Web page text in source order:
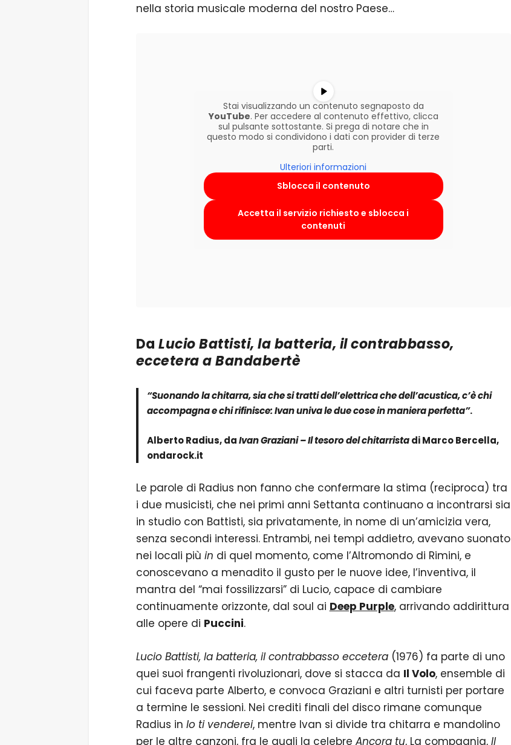
nella storia musicale moderna del nostro Paese…
Stai visualizzando un contenuto segnaposto da
YouTube. Per accedere al contenuto effettivo, clicca
sul pulsante sottostante. Si prega di notare che in
questo modo si condividono i dati con provider di terze
parti.
Ulteriori informazioni
Sblocca il contenuto
Accetta il servizio richiesto e sblocca i
contenuti
DaLucio Battisti, la batteria, il contrabbasso,
eccetera a Bandabertè
“Suonando la chitarra, sia che si tratti dell’elettrica che dell’acustica, c’è chi
accompagna e chi rifinisce: Ivan univa le due cose in maniera perfetta”.
Alberto Radius, daIvan Graziani – Il tesoro del chitarristadi Marco Bercella,
ondarock.it
Le parole di Radius non fanno che confermare la stima (reciproca) tra
i due musicisti, che nei primi anni Settanta continuano a incontrarsi sia
in studio con Battisti, sia privatamente, in nome di un’amicizia vera,
senza secondi interessi. Entrambi, nei tempi addietro, avevano suonato
nei locali più in di quel momento, come l’Altromondo di Rimini, e
conoscevano a menadito il gusto per le nuove idee, l’inventiva, il
mantra del “mai fossilizzarsi” di Lucio, capace di cambiare
continuamente orizzonte, dal soul ai Deep Purple, arrivando addirittura
alle opere di Puccini.
Lucio Battisti, la batteria, il contrabbasso eccetera (1976) fa parte di uno
quei suoi frangenti rivoluzionari, dove si stacca da Il Volo, ensemble di
cui faceva parte Alberto, e convoca Graziani e altri turnisti per portare
a termine le sessioni. Nei crediti finali del disco rimane comunque
Radius in Io ti venderei, mentre Ivan si divide tra chitarra e mandolino
per le altre canzoni, fra le quali la celebre Ancora tu, La compagnia, Il